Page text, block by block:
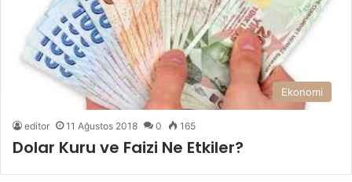
Ekonomi
editor 11 Ağustos 2018 0 165
Dolar Kuru ve Faizi Ne Etkiler?